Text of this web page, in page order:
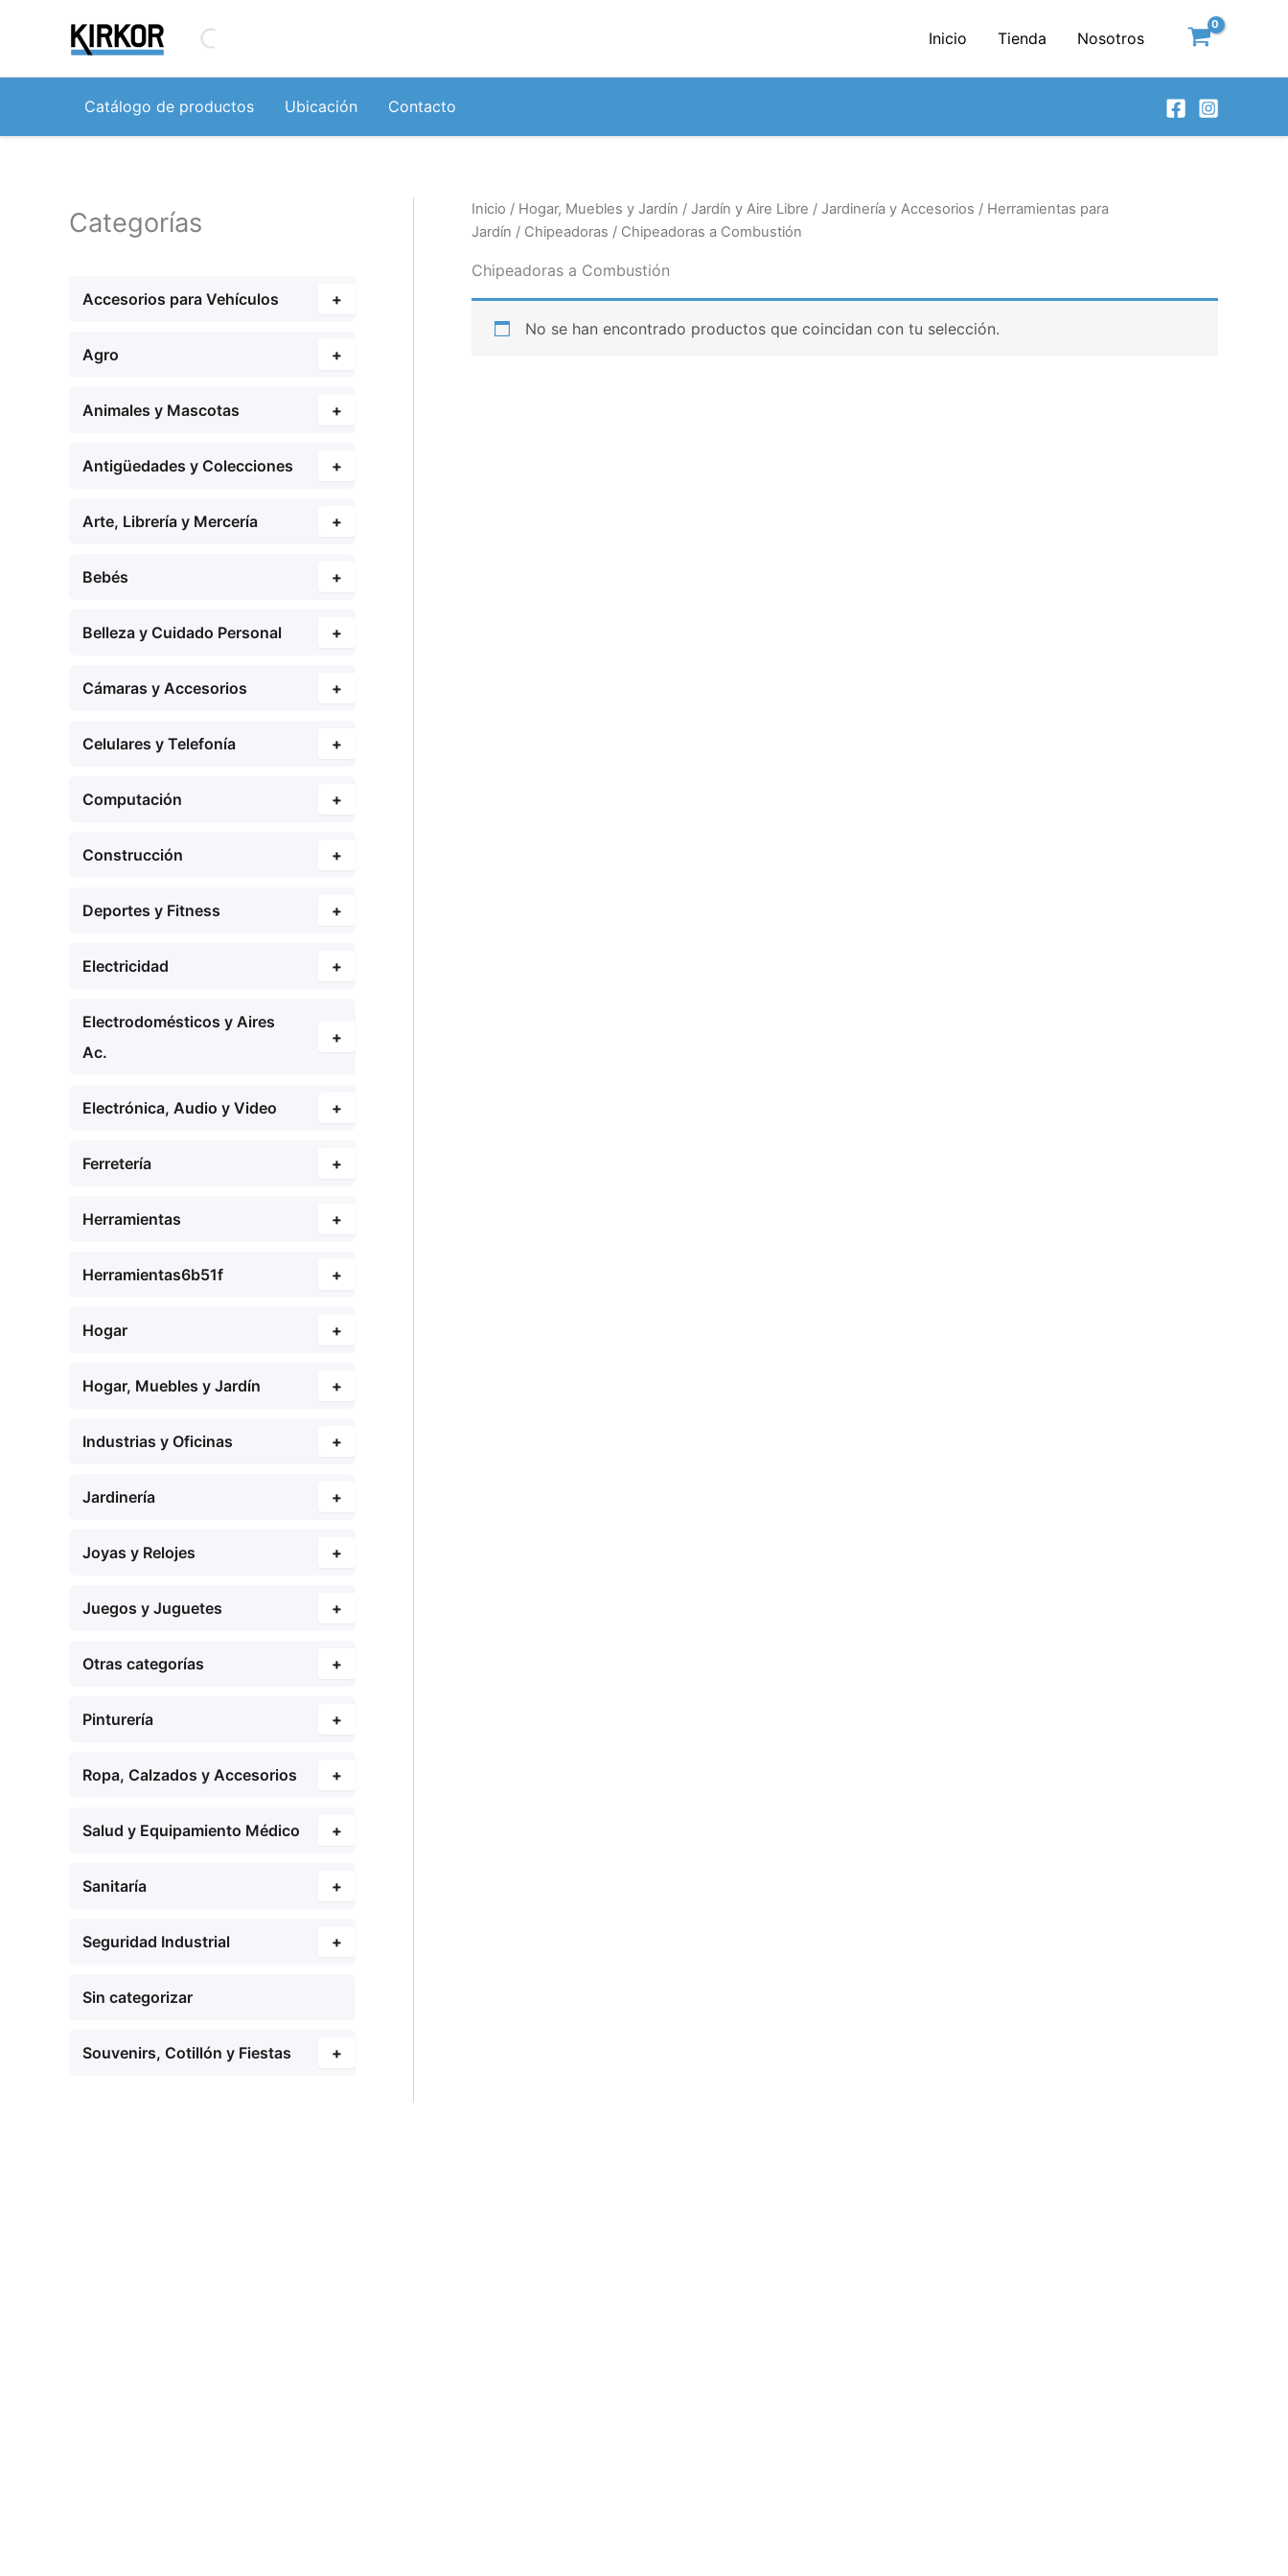
contenido
Inicio Tienda Nosotros
Catálogo de productos Ubicación Contacto
Categorías
Accesorios para Vehículos +
Agro +
Animales y Mascotas +
Antigüedades y Colecciones +
Arte, Librería y Mercería +
Bebés +
Belleza y Cuidado Personal +
Cámaras y Accesorios +
Celulares y Telefonía +
Computación +
Construcción +
Deportes y Fitness +
Electricidad +
Electrodomésticos y Aires
Ac.
+
Electrónica, Audio y Video +
Ferretería +
Herramientas +
Herramientas6b51f +
Hogar +
Hogar, Muebles y Jardín +
Industrias y Oficinas +
Jardinería +
Joyas y Relojes +
Juegos y Juguetes +
Otras categorías +
Pinturería +
Ropa, Calzados y Accesorios +
Salud y Equipamiento Médico +
Sanitaría +
Seguridad Industrial +
Sin categorizar
Souvenirs, Cotillón y Fiestas +
Inicio / Hogar, Muebles y Jardín / Jardín y Aire Libre / Jardinería y Accesorios / Herramientas para
Jardín / Chipeadoras / Chipeadoras a Combustión
Chipeadoras a Combustión
No se han encontrado productos que coincidan con tu selección.